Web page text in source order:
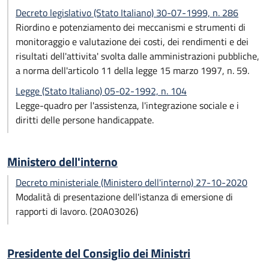
Decreto legislativo (Stato Italiano) 30-07-1999, n. 286
Riordino e potenziamento dei meccanismi e strumenti di
monitoraggio e valutazione dei costi, dei rendimenti e dei
risultati dell'attivita' svolta dalle amministrazioni pubbliche,
a norma dell'articolo 11 della legge 15 marzo 1997, n. 59.
Legge (Stato Italiano) 05-02-1992, n. 104
Legge-quadro per l'assistenza, l'integrazione sociale e i
diritti delle persone handicappate.
Ministero dell'interno
Decreto ministeriale (Ministero dell'interno) 27-10-2020
Modalità di presentazione dell'istanza di emersione di
rapporti di lavoro. (20A03026)
Presidente del Consiglio dei Ministri